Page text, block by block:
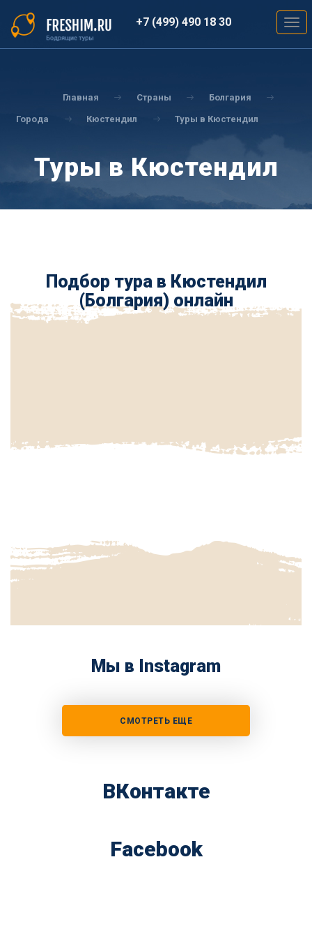
основному
содержанию
+7 (499) 490 18 30
Главная Страны Болгария
Города Кюстендил Туры в Кюстендил
Туры в Кюстендил
Подбор тура в Кюстендил
(Болгария) онлайн
Мы в Instagram
СМОТРЕТЬ ЕЩЕ
ВКонтакте
Facebook